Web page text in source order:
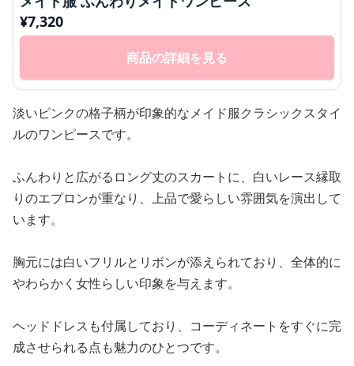
¥7,320
商品の詳細を見る
淡いピンクの格子柄が印象的なメイド服クラシックスタイ
ルのワンピースです。
ふんわりと広がるロング丈のスカートに、白いレース縁取
りのエプロンが重なり、上品で愛らしい雰囲気を演出して
います。
胸元には白いフリルとリボンが添えられており、全体的に
やわらかく女性らしい印象を与えます。
ヘッドドレスも付属しており、コーディネートをすぐに完
成させられる点も魅力のひとつです。